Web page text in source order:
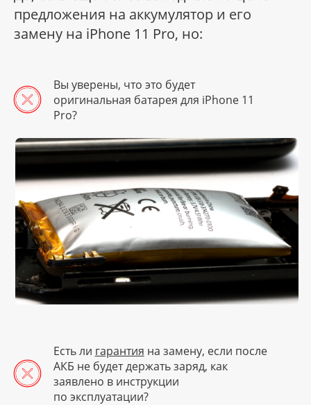
предложения на аккумулятор и его
замену на iPhone 11 Pro, но:
Вы уверены, что это будет
оригинальная батарея для iPhone 11
Pro?
Есть ли гарантия на замену, если после
АКБ не будет держать заряд, как
заявлено в инструкции
по эксплуатации?